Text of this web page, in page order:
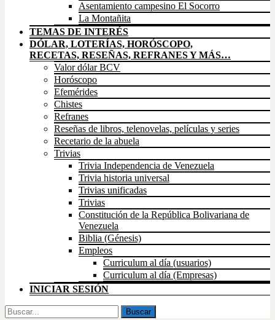
Asentamiento campesino El Socorro
La Montañita
TEMAS DE INTERÉS
DÓLAR, LOTERÍAS, HORÓSCOPO,
RECETAS, RESEÑAS, REFRANES Y MÁS…
Valor dólar BCV
Horóscopo
Efemérides
Chistes
Refranes
Reseñas de libros, telenovelas, películas y series
Recetario de la abuela
Trivias
Trivia Independencia de Venezuela
Trivia historia universal
Trivias unificadas
Trivias
Constitución de la República Bolivariana de
Venezuela
Biblia (Génesis)
Empleos
Curriculum al día (usuarios)
Curriculum al día (Empresas)
INICIAR SESIÓN
Buscar